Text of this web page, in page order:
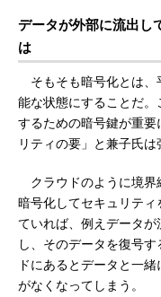
データが外部に流出し
は
そもそも暗号化とは、
能な状態にすることだ
するための暗号鍵が重要
リティの要」と兼子氏は
クラウドのように境界
暗号化してセキュリテ
ていれば、例えデータ
し、そのデータを復号
ドにあるとデータと一
がなくなってしまう。